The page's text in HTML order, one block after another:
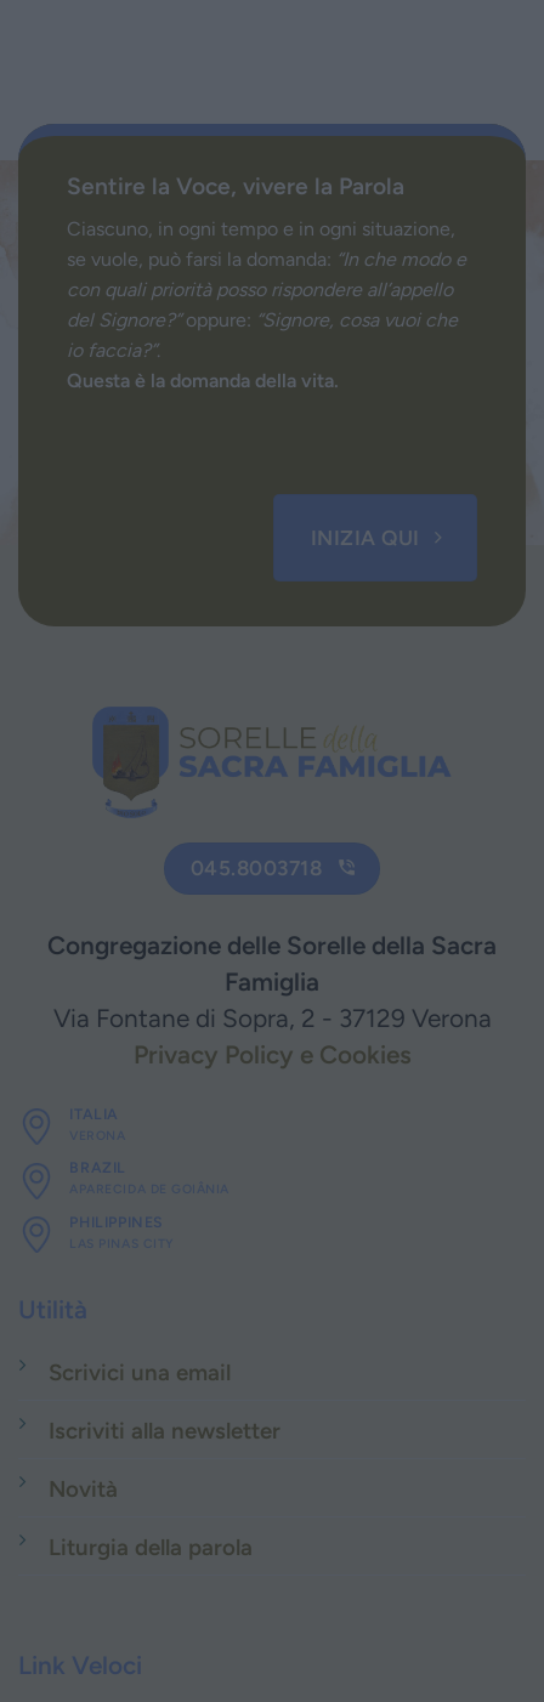
Sentire la Voce, vivere la Parola
Ciascuno, in ogni tempo e in ogni situazione,
se vuole, può farsi la domanda: “In che modo e
con quali priorità posso rispondere all’appello
del Signore?”oppure: “Signore, cosa vuoi che
io faccia?”.
Questa è la domanda della vita.
INIZIA QUI
045.8003718
Congregazione delle Sorelle della Sacra
Famiglia
Via Fontane di Sopra, 2 - 37129 Verona
Privacy Policy e Cookies
ITALIA
VERONA
BRAZIL
APARECIDA DE GOIÂNIA
PHILIPPINES
LAS PINAS CITY
Utilità
Scrivici una email
Iscriviti alla newsletter
Novità
Liturgia della parola
Link Veloci